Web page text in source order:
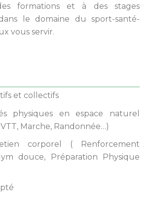
formations et à des stages
le domaine du sport-santé-
vous servir.
et collectif
physiques en espace naturel
Marche, Randonnée…)
corporel ( Renforcement
douce, Préparation Physique